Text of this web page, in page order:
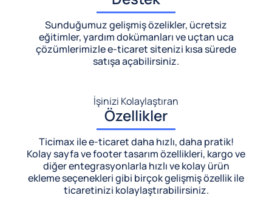
Sunduğumuz gelişmiş özelikler, ücretsiz
eğitimler, yardım dokümanları ve uçtan uca
çözümlerimizlee-ticaret sitenizi kısa sürede
satışa açabilirsiniz.
İşinizi Kolaylaştıran
Özellikler
Ticimax ile e-ticaret daha hızlı, daha pratik!
Kolay sayfa ve footer tasarım özellikleri, kargo ve
diğer entegrasyonlarla hızlı ve kolay ürün
ekleme seçenekleri gibi birçok gelişmiş özellik ile
ticaretinizi kolaylaştırabilirsiniz.